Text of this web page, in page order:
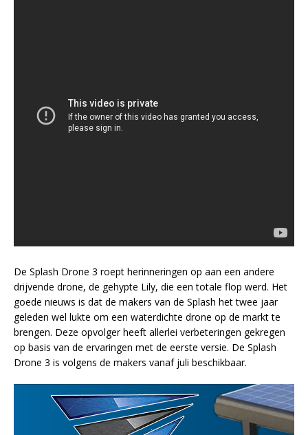
De Splash Drone 3 roept herinneringen op aan een andere
drijvende drone, de gehypte Lily, die een totale flop werd. Het
goede nieuws is dat de makers van de Splash het twee jaar
geleden wel lukte om een waterdichte drone op de markt te
brengen. Deze opvolger heeft allerlei verbeteringen gekregen
op basis van de ervaringen met de eerste versie. De Splash
Drone 3 is volgens de makers vanaf juli beschikbaar.